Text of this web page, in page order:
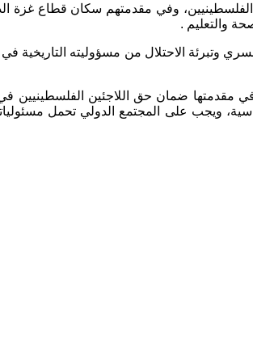
الفلسطينيين، وفي مقدمتهم سكان قطاع غزة
والتعليم .
وتبرئة الاحتلال من مسؤوليته التاريخية
وفي مقدمتها ضمان حق اللاجئين الفلسطينيين
ويجب على المجتمع الدولي تحمل